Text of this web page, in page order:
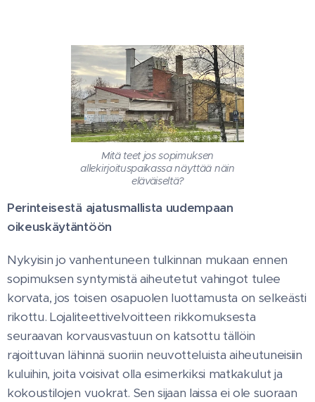
Mitä teet jos sopimuksen
allekirjoituspaikassa näyttää näin
eläväiseltä?
Perinteisestä ajatusmallista uudempaan
oikeuskäytäntöön
Nykyisin jo vanhentuneen tulkinnan mukaan ennen
sopimuksen syntymistä aiheutetut vahingot tulee
korvata, jos toisen osapuolen luottamusta on selkeästi
rikottu. Lojaliteettivelvoitteen rikkomuksesta
seuraavan korvausvastuun on katsottu tällöin
rajoittuvan lähinnä suoriin neuvotteluista aiheutuneisiin
kuluihin, joita voisivat olla esimerkiksi matkakulut ja
kokoustilojen vuokrat. Sen sijaan laissa ei ole suoraan